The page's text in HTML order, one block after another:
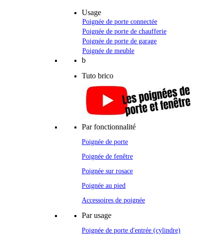
Usage
Poignée de porte connectée
Poignée de porte de chaufferie
Poignée de porte de garage
Poignée de meuble
b
Tuto brico
Par fonctionnalité
Poignée de porte
Poignée de fenêtre
Poignée sur rosace
Poignée au pied
Accessoires de poignée
Par usage
Poignée de porte d'entrée (cylindre)